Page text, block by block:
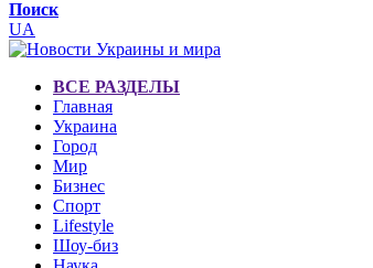
Поиск
UA
ВСЕ РАЗДЕЛЫ
Главная
Украина
Город
Мир
Бизнес
Спорт
Lifestyle
Шоу-биз